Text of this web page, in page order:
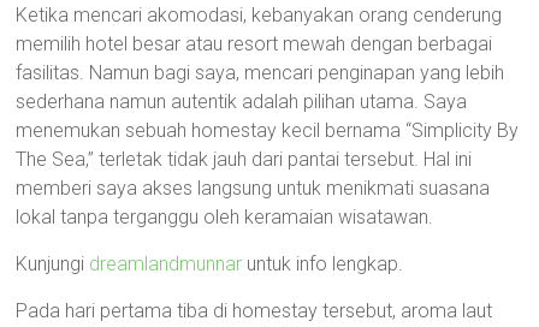
Ketika mencari akomodasi, kebanyakan orang cenderung
memilih hotel besar atau resort mewah dengan berbagai
fasilitas. Namun bagi saya, mencari penginapan yang lebih
sederhana namun autentik adalah pilihan utama. Saya
menemukan sebuah homestay kecil bernama “Simplicity By
The Sea,” terletak tidak jauh dari pantai tersebut. Hal ini
memberi saya akses langsung untuk menikmati suasana
lokal tanpa terganggu oleh keramaian wisatawan.
Kunjungi dreamlandmunnar untuk info lengkap.
Pada hari pertama tiba di homestay tersebut, aroma laut